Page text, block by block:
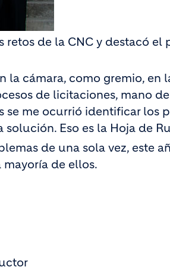
de la CNC y destacó
la cámara, como gremio, en
de licitaciones, mano
me ocurrió identificar los
Eso es la Hoja de
de una sola vez, este
de ellos.